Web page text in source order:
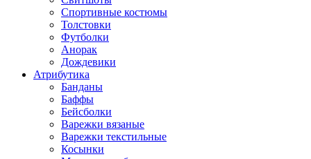
Спортивные костюмы
Толстовки
Футболки
Анорак
Дождевики
Атрибутика
Банданы
Баффы
Бейсболки
Варежки вязаные
Варежки текстильные
Косынки